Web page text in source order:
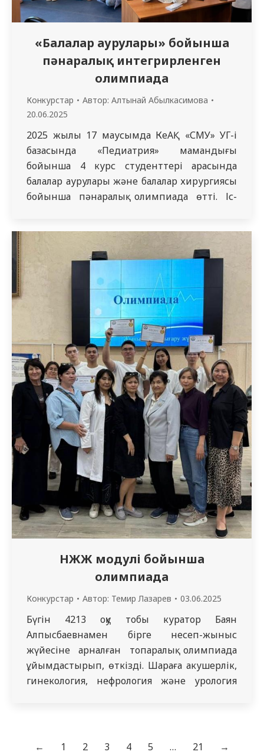
«Балалар аурулары» бойынша
пәнаралық интегрирленген
олимпиада
Конкурстар Автор: Алтынай Абылкасимова
20.06.2025
2025 жылы 17 маусымда КеАҚ «СМУ» УГ-і
базасында «Педиатрия» мамандығы
бойынша 4 курс студенттері арасында
балалар аурулары және балалар хирургиясы
бойынша пәнаралық олимпиада өтті. Іс-
практикалық дағдыларын көрсеткен үздік
студенттер қатысты. Олимпиада теориялық
және практикалық кезеңдерден тұрды,
оның барысында қатысушылар балалар
жасындағы аурулар диагностикасы және
жүргізу тактикасы бойынша…
НЖЖ модулі бойынша
олимпиада
Конкурстар Автор: Темир Лазарев 03.06.2025
Бүгін 4213 оқу тобы куратор Баян
Алпысбаевнамен бірге несеп-жыныс
жүйесіне арналған топаралық олимпиада
ұйымдастырып, өткізді. Шараға акушерлік,
гинекология, нефрология және урология
жұмысты дамытуға бағытталған.
← 1 2 3 4 5 … 21 →